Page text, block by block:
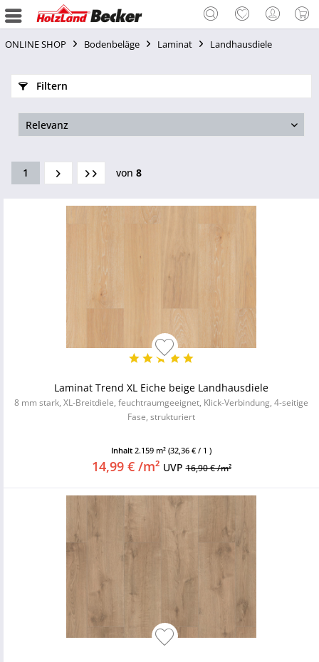
ONLINE SHOP Bodenbeläge Laminat Landhausdiele
Filtern
1 von 8
Laminat Trend XL Eiche beige Landhausdiele
8 mm stark, XL-Breitdiele, feuchtraumgeeignet, Klick-Verbindung, 4-seitige
Fase, strukturiert
Inhalt 2.159 m² (32,36 € / 1 )
14,99 € /m² UVP16,90 € /m²